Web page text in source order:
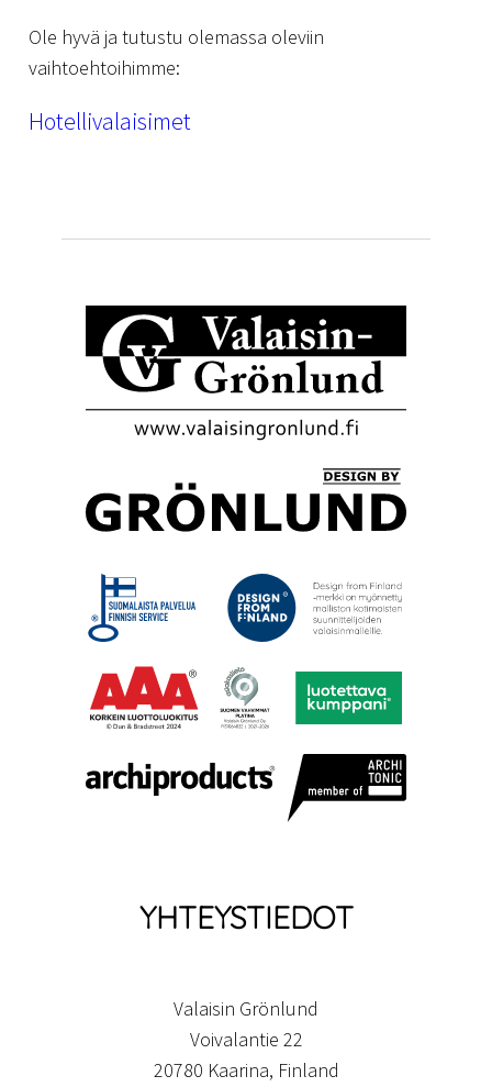
Ole hyvä ja tutustu olemassa oleviin
vaihtoehtoihimme:
Hotellivalaisimet
YHTEYSTIEDOT
Valaisin Grönlund
Voivalantie 22
20780 Kaarina, Finland